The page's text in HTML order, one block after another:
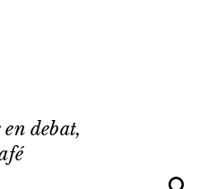
debat,